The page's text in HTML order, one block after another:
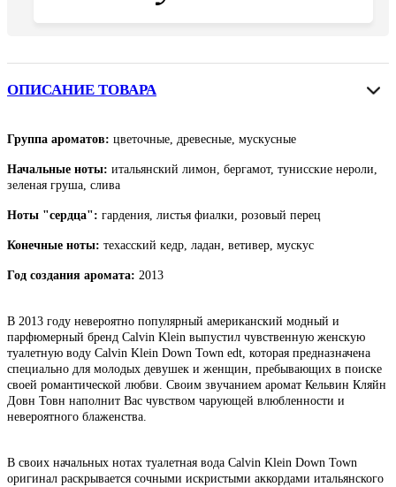
ОПИСАНИЕ ТОВАРА
Группа ароматов: цветочные, древесные, мускусные
Начальные ноты: итальянский лимон, бергамот, тунисские нероли,
зеленая груша, слива
Ноты "сердца": гардения, листья фиалки, розовый перец
Конечные ноты: техасский кедр, ладан, ветивер, мускус
Год создания аромата: 2013
В 2013 году невероятно популярный американский модный и
парфюмерный бренд Calvin Klein выпустил чувственную женскую
туалетную воду Calvin Klein Down Town edt, которая предназначена
специально для молодых девушек и женщин, пребывающих в поиске
своей романтической любви. Своим звучанием аромат Кельвин Кляйн
Довн Товн наполнит Вас чувством чарующей влюбленности и
невероятного блаженства.
В своих начальных нотах туалетная вода Calvin Klein Down Town
оригинал раскрывается сочными искристыми аккордами итальянского